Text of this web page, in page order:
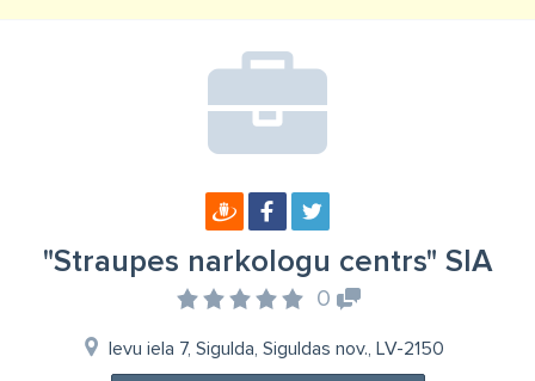
"Straupes narkologu centrs" SIA
0
Ievu iela 7, Sigulda, Siguldas nov., LV-2150